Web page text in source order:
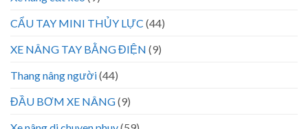
CẨU TAY MINI THỦY LỰC (44)
XE NÂNG TAY BẰNG ĐIỆN (9)
Thang nâng người(44)
ĐẦU BƠM XE NÂNG(9)